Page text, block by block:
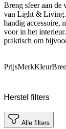
Breng sfeer aan de
van Light & Living.
handig accessoire,
voor in het
praktisch om
PrijsMerkKleur
Herstel filters
Alle filters